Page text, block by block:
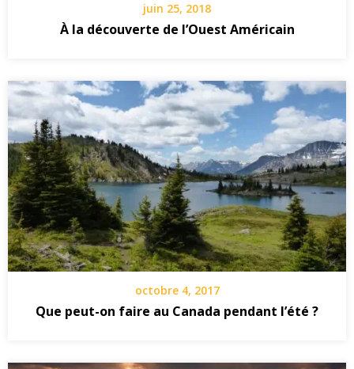
juin 25, 2018
À la découverte de l’Ouest Américain
octobre 4, 2017
Que peut-on faire au Canada pendant l’été ?